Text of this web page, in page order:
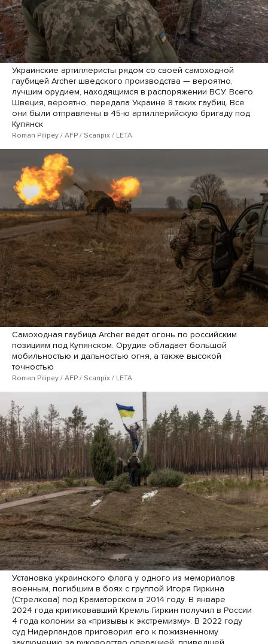
Украинские артиллеристы рядом со своей самоходной
гаубицей Archer шведского производства — вероятно,
лучшим орудием, находящимся в распоряжении ВСУ. Всего
Швеция, вероятно, передала Украине 8 таких гаубиц. Все
они были отправлены в 45-ю артиллерийскую бригаду под
Купянск
Roman Pilipey / AFP / Scanpix / LETA
Самоходная гаубица Archer ведет огонь по российским
позициям под Купянском. Орудие обладает большой
мобильностью и дальностью огня, а также высокой
точностью
Roman Pilipey / AFP / Scanpix / LETA
Установка украинского флага у одного из мемориалов
военным, погибшим в боях с группой Игоря Гиркина
(Стрелкова) под Краматорском в 2014 году. В январе
2024 года критиковавший Кремль Гиркин получил в России
4 года колонии за «призывы к экстремизму». В 2022 году
суд Нидерландов приговорил его к пожизненному